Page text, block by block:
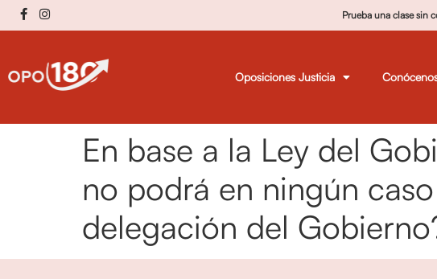
Prueba una clase sin
Oposiciones Justicia
En base a la Ley del
no podrá en ningún
delegación del